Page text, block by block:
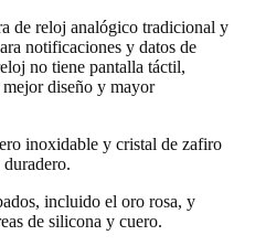
de reloj analógico tradicional y
notificaciones y datos de
no tiene pantalla táctil,
diseño y mayor
inoxidable y cristal de zafiro
incluido el oro rosa, y
de silicona y cuero.